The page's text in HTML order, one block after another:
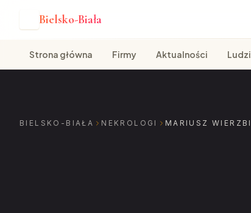
Bielsko-Biała
Strona główna Firmy Aktualności
BIELSKO-BIAŁA NEKROLOGI MARIUSZ